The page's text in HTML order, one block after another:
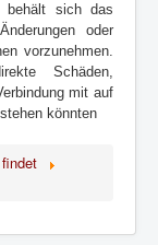
behält sich das
oder
vorzunehmen.
Schäden,
mit auf
könnten